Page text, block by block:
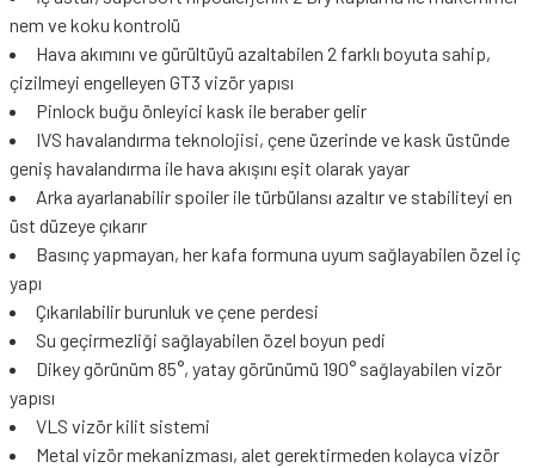
nem ve koku kontrolü
Hava akımını ve gürültüyü azaltabilen 2 farklı boyuta sahip,
çizilmeyi engelleyen GT3 vizör yapısı
Pinlock buğu önleyici kask ile beraber gelir
IVS havalandırma teknolojisi, çene üzerinde ve kask üstünde
geniş havalandırma ile hava akışını eşit olarak yayar
Arka ayarlanabilir spoiler ile türbülansı azaltır ve stabiliteyi en
üst düzeye çıkarır
Basınç yapmayan, her kafa formuna uyum sağlayabilen özel iç
yapı
Çıkarılabilir burunluk ve çene perdesi
Su geçirmezliği sağlayabilen özel boyun pedi
Dikey görünüm 85°, yatay görünümü 190° sağlayabilen vizör
yapısı
VLS vizör kilit sistemi
Metal vizör mekanizması, alet gerektirmeden kolayca vizör